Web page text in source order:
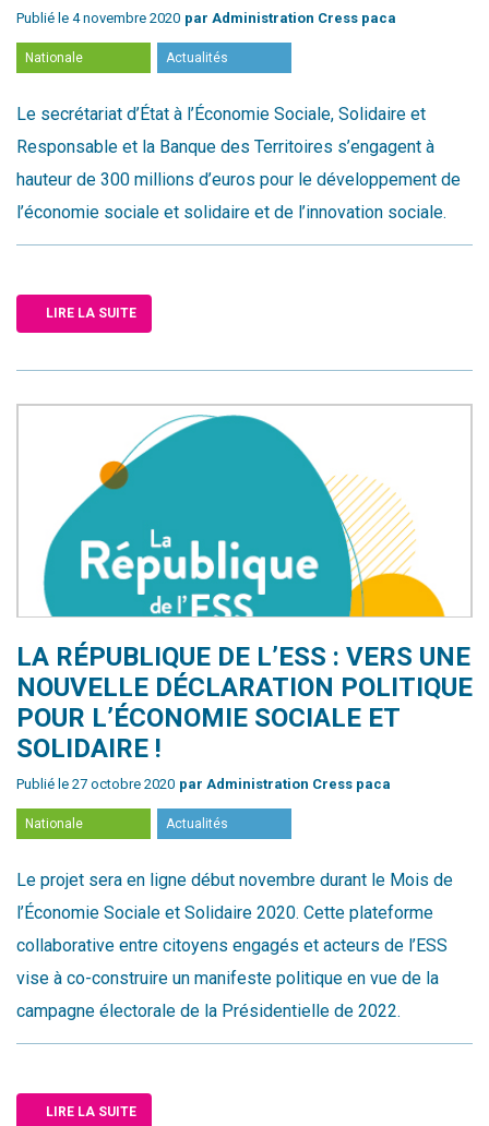
Publié le 4 novembre 2020 par Administration Cress paca
Nationale Actualités
Le secrétariat d’État à l’Économie Sociale, Solidaire et
Responsable et la Banque des Territoires s’engagent à
hauteur de 300 millions d’euros pour le développement de
l’économie sociale et solidaire et de l’innovation sociale.
LIRE LA SUITE
LA RÉPUBLIQUE DE L’ESS : VERS UNE
NOUVELLE DÉCLARATION POLITIQUE
POUR L’ÉCONOMIE SOCIALE ET
SOLIDAIRE !
Publié le 27 octobre 2020 par Administration Cress paca
Nationale Actualités
Le projet sera en ligne début novembre durant le Mois de
l’Économie Sociale et Solidaire 2020. Cette plateforme
collaborative entre citoyens engagés et acteurs de l’ESS
vise à co-construire un manifeste politique en vue de la
campagne électorale de la Présidentielle de 2022.
LIRE LA SUITE